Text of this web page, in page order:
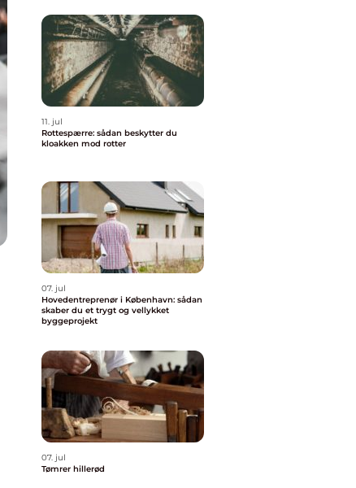
11. jul
Rottespærre: sådan beskytter du
kloakken mod rotter
07. jul
Hovedentreprenør i København: sådan
skaber du et trygt og vellykket
byggeprojekt
07. jul
Tømrer hillerød